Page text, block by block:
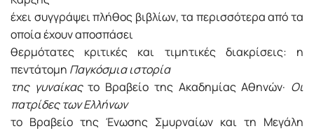
έχει συγγράψει πλήθος βιβλίων, τα περισσότερα από τα
οποία έχουν αποσπάσει
θερμότατες κριτικές και τιμητικές διακρίσεις: η
πεντάτομη Παγκόσμια ιστορία
της γυναίκαςτο Βραβείο της Ακαδημίας Αθηνών· Οι
πατρίδες των Ελλήνων
το Βραβείο της Ένωσης Σμυρναίων και τη Μεγάλη